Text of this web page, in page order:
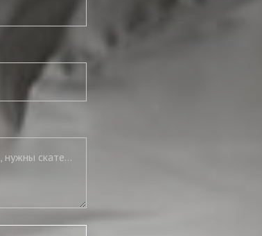
Нужны подушки, нужно полностью укомплектовать постель, нужны скатерть и салфетки